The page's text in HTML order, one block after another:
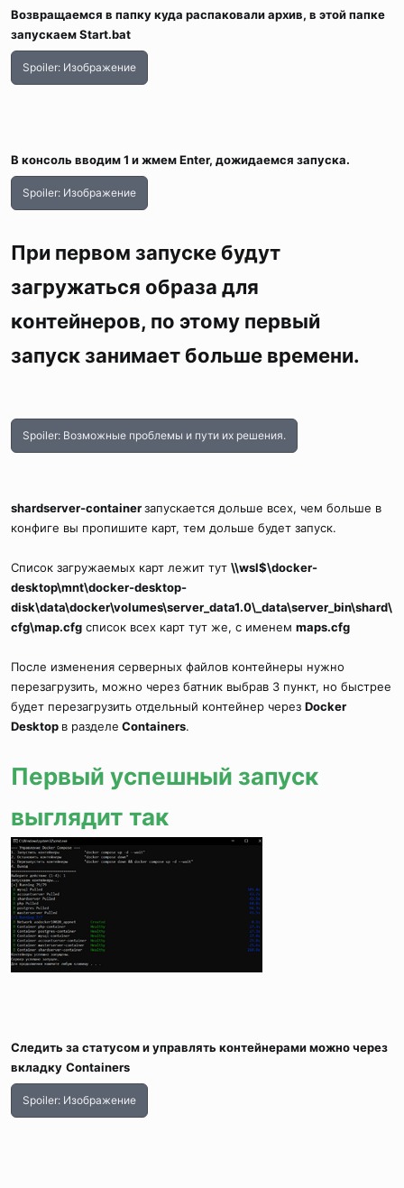
Возвращаемся в папку куда распаковали архив, в этой папке
запускаем Start.bat
Spoiler: Изображение
В консоль вводим 1 и жмем Enter, дожидаемся запуска.
Spoiler: Изображение
При первом запуске будут
загружаться образа для
контейнеров, по этому первый
запуск занимает больше времени.
Spoiler: Возможные проблемы и пути их решения.
shardserver-containerзапускается дольше всех, чем больше в
конфиге вы пропишите карт, тем дольше будет запуск.
Список загружаемых карт лежит тут \\wsl$\docker-
desktop\mnt\docker-desktop-
disk\data\docker\volumes\server_data1.0\_data\server_bin\shard\
cfg\map.cfg список всех карт тут же, с именем maps.cfg
После изменения серверных файлов контейнеры нужно
перезагрузить, можно через батник выбрав 3 пункт, но быстрее
будет перезагрузить отдельный контейнер через Docker
Desktop в разделе Containers.
Первый успешный запуск
выглядит так
Следить за статусом и управлять контейнерами можно через
вкладку Containers
Spoiler: Изображение